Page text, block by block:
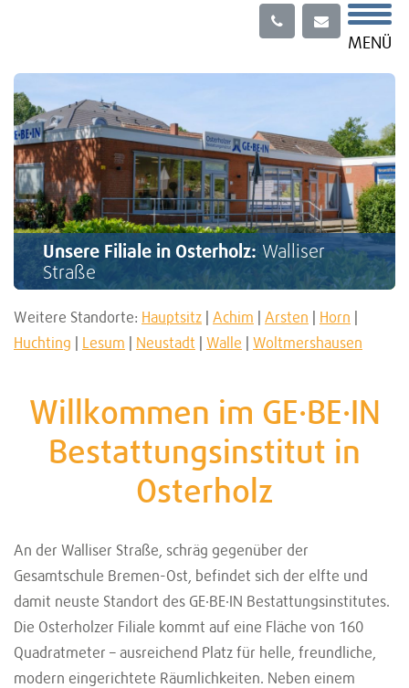
Menü
MENÜ
Unsere Filiale in Osterholz:Walliser
Straße
Weitere Standorte: Hauptsitz Achim Arsten Horn
Huchting
Lesum Neustadt Walle Woltmershausen
Willkommen im GE·BE·IN
Bestattungsinstitut in
Osterholz
An der Walliser Straße, schräg gegenüber der
Gesamtschule Bremen-Ost, befindet sich der elfte und
damit neuste Standort des GE·BE·IN Bestattungsinstitutes.
Die Osterholzer Filiale kommt auf eine Fläche von 160
Quadratmeter – ausreichend Platz für helle, freundliche,
modern eingerichtete Räumlichkeiten. Neben einem